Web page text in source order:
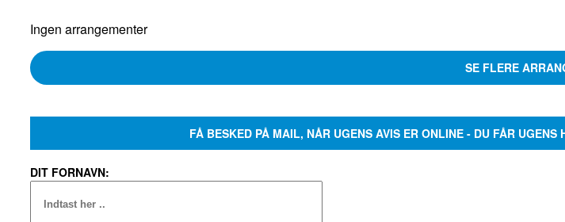
Ingen arrangementer
SE FLERE
FÅ BESKED PÅ MAIL, NÅR UGENS AVIS ER ONLINE - DU FÅR
DIT FORNAVN: